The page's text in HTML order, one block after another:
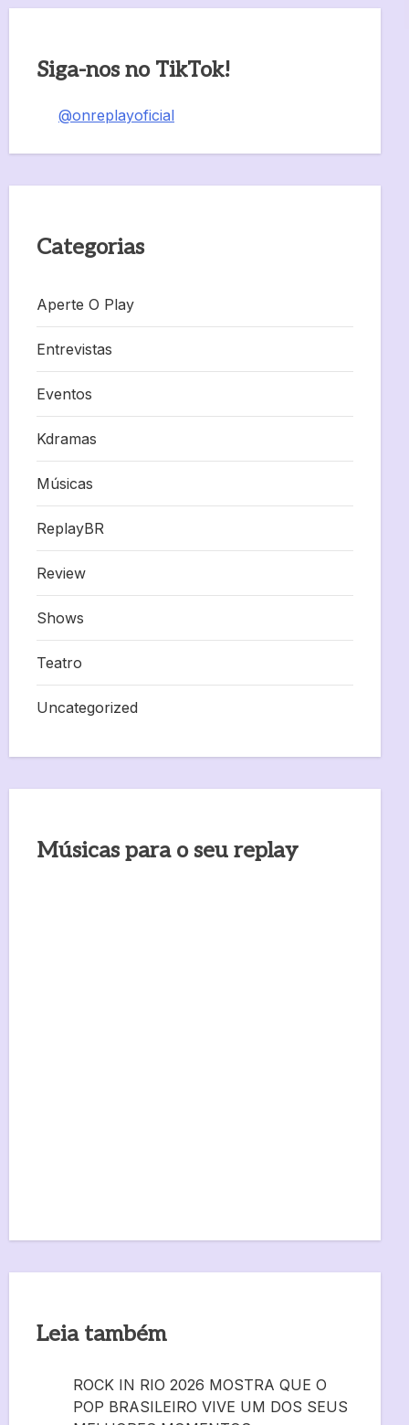
Siga-nos no TikTok!
@onreplayoficial
Categorias
Aperte O Play
Entrevistas
Eventos
Kdramas
Músicas
ReplayBR
Review
Shows
Teatro
Uncategorized
Músicas para o seu replay
Leia também
ROCK IN RIO 2026 MOSTRA QUE O
POP BRASILEIRO VIVE UM DOS SEUS